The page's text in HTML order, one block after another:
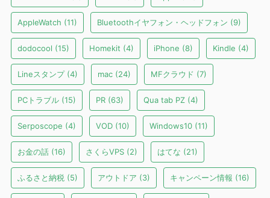
AppleWatch (11) Bluetoothイヤフォン・ヘッドフォン (9)
dodocool (15) Homekit (4) iPhone (8) Kindle (4)
Lineスタンプ(4) mac (24) MFクラウド (7)
PCトラブル (15) PR (63) Qua tab PZ (4)
Serposcope (4) VOD (10) Windows10 (11)
お金の話 (16) さくらVPS (2) はてな (21)
ふるさと納税 (5) アウトドア (3) キャンペーン情報 (16)